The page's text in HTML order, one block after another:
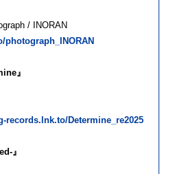
/ INORAN
photograph_INORAN
』
records.lnk.to/Determine_re2025
』